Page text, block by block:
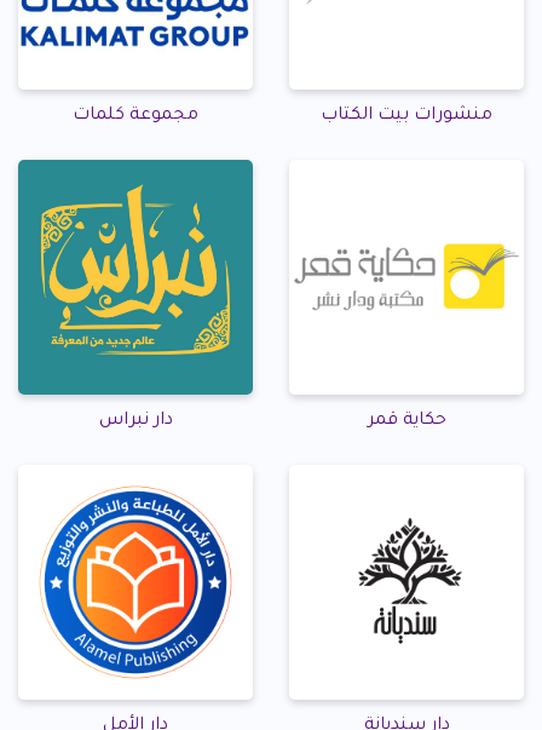
منشورات بيت الكتاب مجموعة كلمات
حكاية قمر دار نبراس